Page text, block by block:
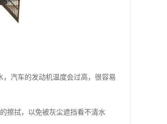
汽车的发动机温度会过高，很容易
擦拭，以免被灰尘遮挡看不清水